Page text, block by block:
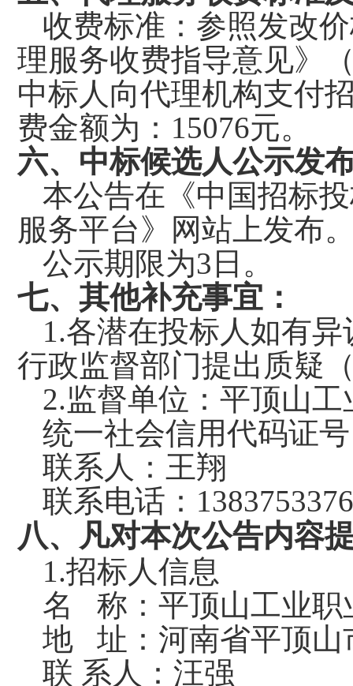
收费标准：参照发改
理服务收费指导意见》
中标人向代理机构支付
费金额为：15076元。
六、 中标候选人公示发
本公告在《中国招标
服务平台》网站上发布
公示期限为3日。
七、其他补充事宜 ：
1.各潜在投标人如有
行政监督部门提出质疑
2.监督单位：平顶山
统一社会信用代码证
联系人：王翔
联系电话：
八、凡对本次公告内容
1.招标人信息
名
称：平顶山工业职
地
址：河南省平顶山
联 系人：汪强